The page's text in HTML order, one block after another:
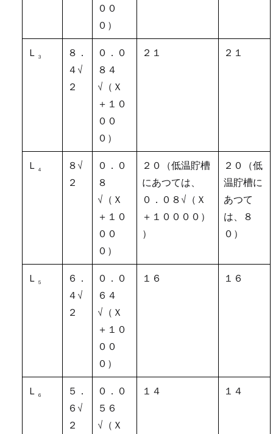
００
０）
Ｌ ３
８．
４√
２
０．０
８４
√（Ｘ
＋１０
００
０）
２１ ２１
Ｌ ４
８√
２
０．０
８
√（Ｘ
＋１０
００
０）
２０（低温貯槽
にあつては、
０．０８√（Ｘ
＋１００００）
）
２０（低
温貯槽に
あつて
は、８
０）
Ｌ ５
６．
４√
２
０．０
６４
√（Ｘ
＋１０
００
０）
１６ １６
Ｌ ６
５．
６√
２
０．０
５６
√（Ｘ
１４ １４